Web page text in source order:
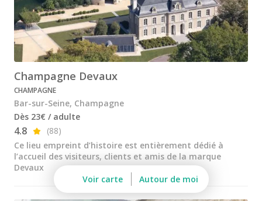
Champagne Ruinart
Champagne Taittinger
Champagne Veuve Clicquot
Pressoria
Petits producteurs de champagne
Ateliers d’assemblage
Ateliers sabrage Champagne
Cours d'oenologie
Visite cave & dégustation vin Alsace
Champagne Devaux
CHAMPAGNE
Bar-sur-Seine, Champagne
Dès 23€ / adulte
4.8
(88)
Ce lieu empreint d’histoire est entièrement dédié à
l’accueil des visiteurs, clients et amis de la marque
Devaux
Voir carte
Autour de moi